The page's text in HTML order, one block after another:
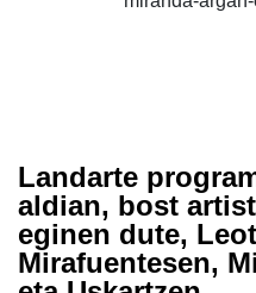
Landarte
aldian, bost
eginen dute,
Mirafuentesen,